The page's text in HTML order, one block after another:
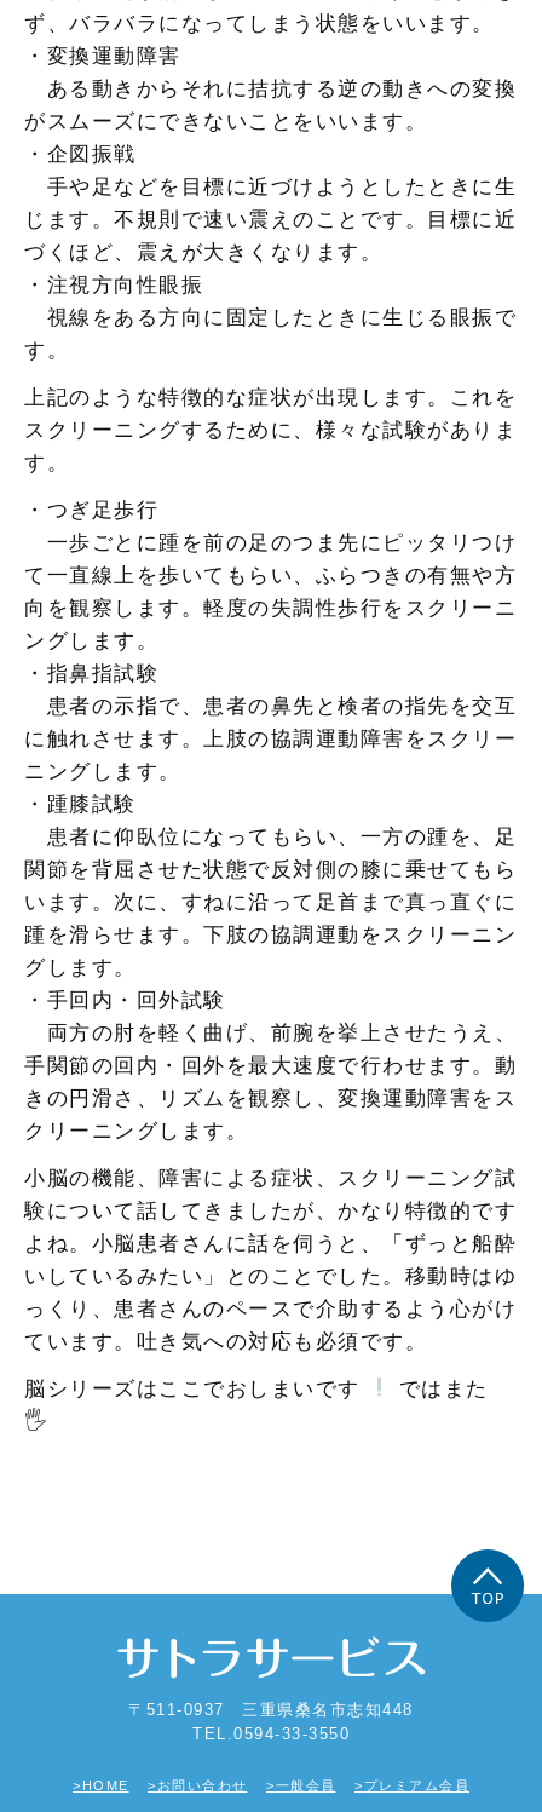
ず、バラバラになってしまう状態をいいます。
・変換運動障害
ある動きからそれに拮抗する逆の動きへの変換
がスムーズにできないことをいいます。
・企図振戦
手や足などを目標に近づけようとしたときに生
じます。不規則で速い震えのことです。目標に近
づくほど、震えが大きくなります。
・注視方向性眼振
視線をある方向に固定したときに生じる眼振で
す。
上記のような特徴的な症状が出現します。これを
スクリーニングするために、様々な試験がありま
す。
・つぎ足歩行
一歩ごとに踵を前の足のつま先にピッタリつけ
て一直線上を歩いてもらい、ふらつきの有無や方
向を観察します。軽度の失調性歩行をスクリーニ
ングします。
・指鼻指試験
患者の示指で、患者の鼻先と検者の指先を交互
に触れさせます。上肢の協調運動障害をスクリー
ニングします。
・踵膝試験
患者に仰臥位になってもらい、一方の踵を、足
関節を背屈させた状態で反対側の膝に乗せてもら
います。次に、すねに沿って足首まで真っ直ぐに
踵を滑らせます。下肢の協調運動をスクリーニン
グします。
・手回内・回外試験
両方の肘を軽く曲げ、前腕を挙上させたうえ、
手関節の回内・回外を最大速度で行わせます。動
きの円滑さ、リズムを観察し、変換運動障害をス
クリーニングします。
小脳の機能、障害による症状、スクリーニング試
験について話してきましたが、かなり特徴的です
よね。小脳患者さんに話を伺うと、「ずっと船酔
いしているみたい」とのことでした。移動時はゆ
っくり、患者さんのペースで介助するよう心がけ
ています。吐き気への対応も必須です。
脳シリーズはここでおしまいです
ではまた
🖐
〒511-0937 三重県桑名市志知448
TEL.0594-33-3550
HOME お問い合わせ 一般会員 プレミアム会員